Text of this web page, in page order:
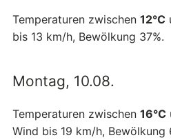
Temperaturen zwischen 12°C
bis 13 km/h, Bewölkung 37%.
Montag, 10.08.
Temperaturen zwischen 16°C
Wind bis 19 km/h, Bewölkung